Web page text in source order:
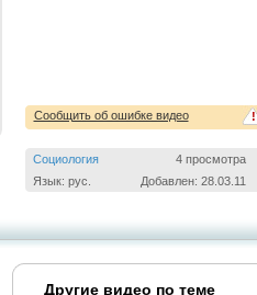
!
Сообщить об ошибке видео
Социология
4 просмотра
Язык: рус.
Добавлен: 28.03.11
Другие видео по теме